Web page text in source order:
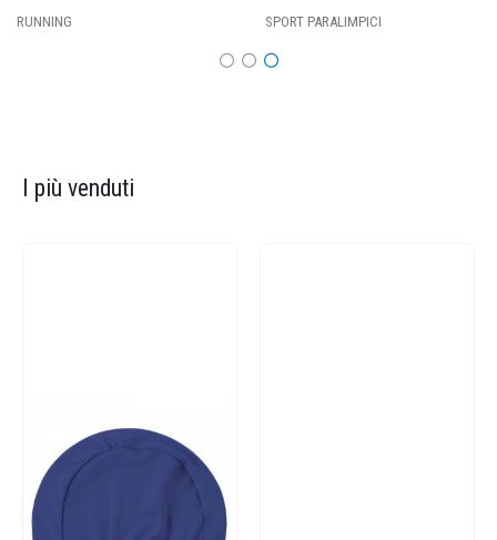
PARALIMPICI CALCIO
I più venduti